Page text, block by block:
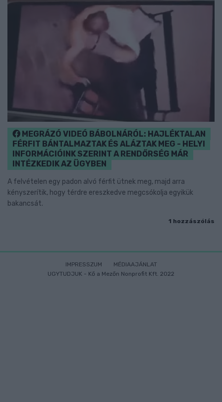
MEGRÁZÓ VIDEÓ BÁBOLNÁRÓL: HAJLÉKTALAN
FÉRFIT BÁNTALMAZTAK ÉS ALÁZTAK MEG - HELYI
INFORMÁCIÓINK SZERINT A RENDŐRSÉG MÁR
INTÉZKEDIK AZ ÜGYBEN
A felvételen egy padon alvó férfit ütnek meg, majd arra
kényszerítik, hogy térdre ereszkedve megcsókolja egyikük
bakancsát.
1 hozzászólás
IMPRESSZUM
MÉDIAAJÁNLAT
UGYTUDJUK - Kő a Mezőn Nonprofit Kft. 2022